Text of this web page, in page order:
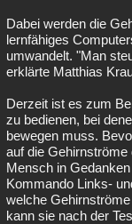
Dabei werden die
lernfähiges
umwandelt. "Man
erklärte Matthias
Derzeit ist es zum
zu bedienen, bei
bewegen muss.
auf die Gehirnströme
Mensch in
Kommando Links-
welche
kann sie nach der